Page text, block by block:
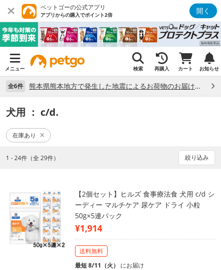
ペットゴーの公式アプリ
アプリからの購入でポイント2倍 開く
メニュー 検索 再購入 カート お知らせ
全6件 熊本県熊本地方で発生した地震によるお荷物のお届け状況について （7/28）
犬用 ： c/d.
在庫あり
1 - 24件（全 29件） 絞り込み
【2個セット】ヒルズ 食事療法食 犬用 c/d シ
ーディー マルチケア 尿ケア ドライ 小粒
50g×5連パック
¥1,914
送料無料
最短 8/11（火） にお届け